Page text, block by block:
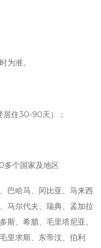
为准。
居住30-90天）；
多个国家及地区
巴哈马、冈比亚、马来西
马尔代夫、瑞典、孟加拉
斯、希腊、毛里塔尼亚、
里求斯、东帝汶、伯利